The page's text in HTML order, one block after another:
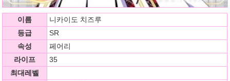
이름
니카이도 치즈루
등급
SR
속성
페어리
라이프
35
최대레벨